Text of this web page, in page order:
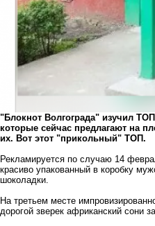
"Блокнот Волгограда" изучил
которые сейчас предлагают на
их. Вот этот "прикольный" ТОП.
Рекламируется по случаю 14
красиво упакованный в коробку
шоколадки.
На третьем месте
дорогой зверек африканский сони